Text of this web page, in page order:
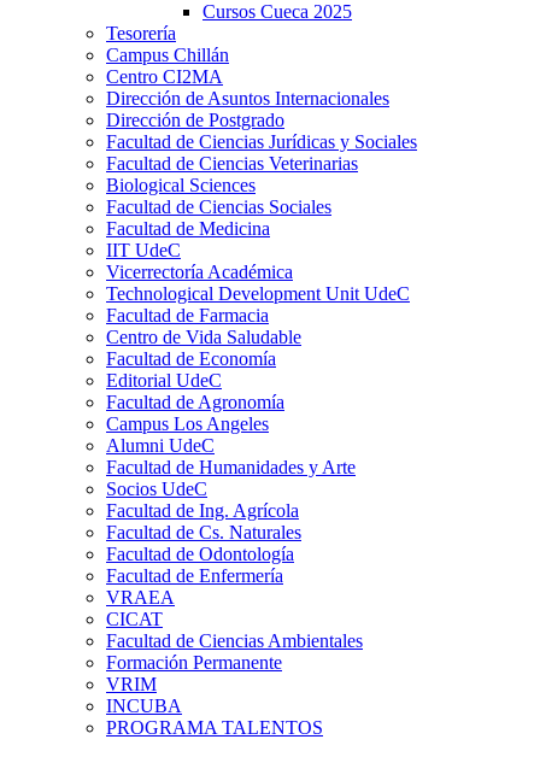
Cursos Cueca 2025
Tesorería
Campus Chillán
Centro CI2MA
Dirección de Asuntos Internacionales
Dirección de Postgrado
Facultad de Ciencias Jurídicas y Sociales
Facultad de Ciencias Veterinarias
Biological Sciences
Facultad de Ciencias Sociales
Facultad de Medicina
IIT UdeC
Vicerrectoría Académica
Technological Development Unit UdeC
Facultad de Farmacia
Centro de Vida Saludable
Facultad de Economía
Editorial UdeC
Facultad de Agronomía
Campus Los Angeles
Alumni UdeC
Facultad de Humanidades y Arte
Socios UdeC
Facultad de Ing. Agrícola
Facultad de Cs. Naturales
Facultad de Odontología
Facultad de Enfermería
VRAEA
CICAT
Facultad de Ciencias Ambientales
Formación Permanente
VRIM
INCUBA
PROGRAMA TALENTOS